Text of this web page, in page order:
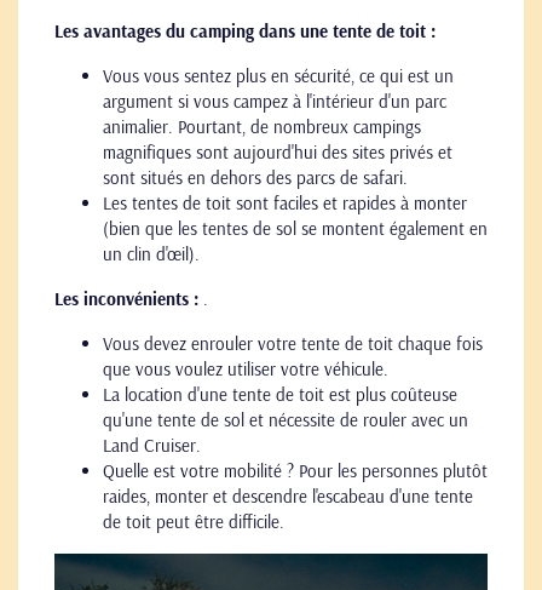
Les avantages du camping dans une tente de toit :
Vous vous sentez plus en sécurité, ce qui est un
argument si vous campez à l'intérieur d'un parc
animalier. Pourtant, de nombreux campings
magnifiques sont aujourd'hui des sites privés et
sont situés en dehors des parcs de safari.
Les tentes de toit sont faciles et rapides à monter
(bien que les tentes de sol se montent également en
un clin d'œil).
Les inconvénients : .
Vous devez enrouler votre tente de toit chaque fois
que vous voulez utiliser votre véhicule.
La location d'une tente de toit est plus coûteuse
qu'une tente de sol et nécessite de rouler avec un
Land Cruiser.
Quelle est votre mobilité ? Pour les personnes plutôt
raides, monter et descendre l'escabeau d'une tente
de toit peut être difficile.